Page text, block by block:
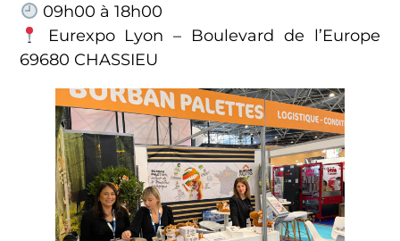
09h00 à 18h00
Eurexpo Lyon – Boulevard de l’Europe
69680 CHASSIEU